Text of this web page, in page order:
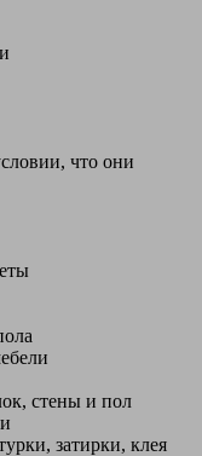
что они
стены и пол
затирки, клея